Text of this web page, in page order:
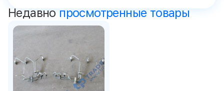
Недавно просмотренные товары